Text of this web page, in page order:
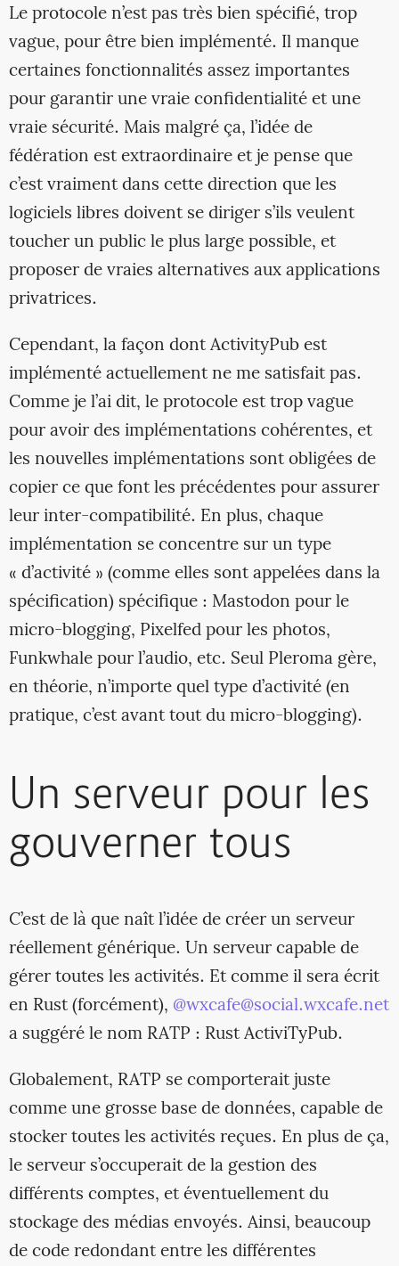
Le protocole n’est pas très bien spécifié, trop
vague, pour être bien implémenté. Il manque
certaines fonctionnalités assez importantes
pour garantir une vraie confidentialité et une
vraie sécurité. Mais malgré ça, l’idée de
fédération est extraordinaire et je pense que
c’est vraiment dans cette direction que les
logiciels libres doivent se diriger s’ils veulent
toucher un public le plus large possible, et
proposer de vraies alternatives aux applications
privatrices.
Cependant, la façon dont ActivityPub est
implémenté actuellement ne me satisfait pas.
Comme je l’ai dit, le protocole est trop vague
pour avoir des implémentations cohérentes, et
les nouvelles implémentations sont obligées de
copier ce que font les précédentes pour assurer
leur inter-compatibilité. En plus, chaque
implémentation se concentre sur un type
« d’activité » (comme elles sont appelées dans la
spécification) spécifique : Mastodon pour le
micro-blogging, Pixelfed pour les photos,
Funkwhale pour l’audio, etc. Seul Pleroma gère,
en théorie, n’importe quel type d’activité (en
pratique, c’est avant tout du micro-blogging).
Un serveur pour les
gouverner tous
C’est de là que naît l’idée de créer un serveur
réellement générique. Un serveur capable de
gérer toutes les activités. Et comme il sera écrit
en Rust (forcément), @wxcafe@social.wxcafe.net
a suggéré le nom RATP : Rust ActiviTyPub.
Globalement, RATP se comporterait juste
comme une grosse base de données, capable de
stocker toutes les activités reçues. En plus de ça,
le serveur s’occuperait de la gestion des
différents comptes, et éventuellement du
stockage des médias envoyés. Ainsi, beaucoup
de code redondant entre les différentes